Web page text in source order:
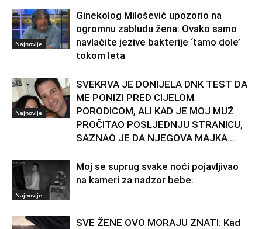
Najnovije
Ginekolog Milošević upozorio na
ogromnu zabludu žena: Ovako samo
navlačite jezive bakterije ‘tamo dole’
tokom leta
Najnovije
SVEKRVA JE DONIJELA DNK TEST DA
ME PONIZI PRED CIJELOM
PORODICOM, ALI KAD JE MOJ MUŽ
PROČITAO POSLJEDNJU STRANICU,
SAZNAO JE DA NJEGOVA MAJKA...
Najnovije
Moj se suprug svake noći pojavljivao
na kameri za nadzor bebe.
SVE ŽENE OVO MORAJU ZNATI: Kad